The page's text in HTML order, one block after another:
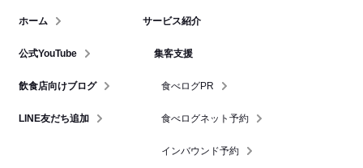
ホーム
公式YouTube
飲食店向けブログ
LINE友だち追加
サービス紹介
集客支援
食べログPR
食べログネット予約
インバウンド予約